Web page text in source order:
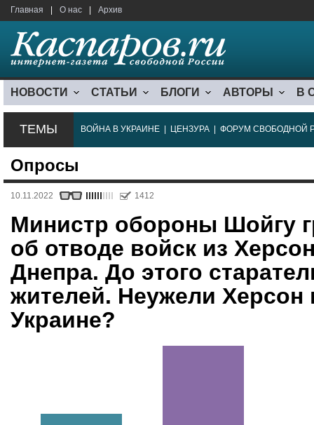
Главная О нас Архив
НОВОСТИ СТАТЬИ БЛОГИ АВТОРЫ В
ТЕМЫ ВОЙНА В УКРАИНЕ ЦЕНЗУРА ФОРУМ СВОБОДНОЙ
Опросы
10.11.2022 1412
Министр обороны Шойгу
об отводе войск из
Днепра. До этого
жителей. Неужели Херсон
Украине?